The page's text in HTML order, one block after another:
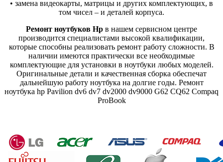
• замена видеокарты, матрицы и других комплектующих, в
том чисел – и деталей корпуса.
Ремонт ноутбуков Hp в нашем сервисном центре
производится специалистами высокой квалификации,
которые способны реализовать ремонт работу сложности. В
наличии имеются практически все необходимые
комплектующие для установки в ноутбуки любых моделей.
Оригинальные детали и качественная сборка обеспечат
дальнейшую работу ноутбука на долгие годы. Ремонт
ноутбука hp Pavilion dv6 dv7 dv2000 dv9000 G62 CQ62 Compaq
ProBook